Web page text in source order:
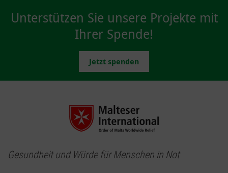
Unterstützen Sie unsere Projekte mit
Ihrer Spende!
Jetzt spenden
Gesundheit und Würde für Menschen in Not